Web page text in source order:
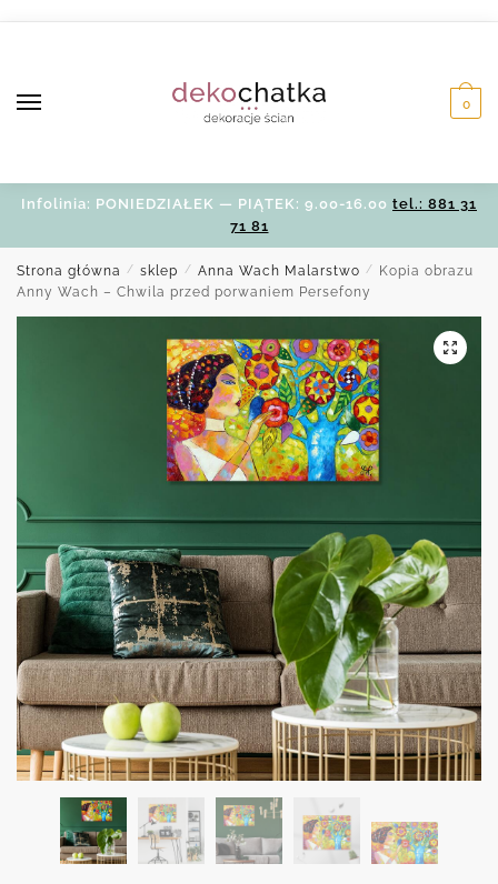
0
Infolinia: PONIEDZIAŁEK — PIĄTEK: 9.00-16.00 tel.: 881 31
71 81
Strona główna / sklep / Anna Wach Malarstwo /
Kopia obrazu
Anny Wach – Chwila przed porwaniem Persefony